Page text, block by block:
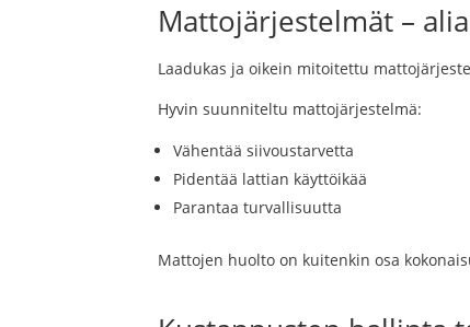
Mattojärjestelmät –
Laadukas ja oikein mitoitettu
Hyvin suunniteltu mattojärjestelmä:
Vähentää siivoustarvetta
Pidentää lattian käyttöikää
Parantaa turvallisuutta
Mattojen huolto on kuitenkin osa